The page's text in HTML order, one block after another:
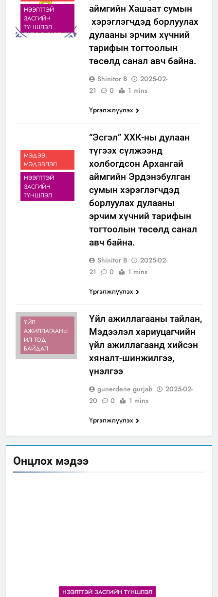
Онцлох мэдээ
НЭЭЛТТЭЙ ЗАСГИЙН ТҮНШЛЭЛ
НЭЭЛТТЭЙ
ЗАСГИЙН
ТҮНШЛЭЛ
аймгийн Хашаат сумын
хэрэглэгчдэд борлуулах
дулааны эрчим хүчний
тарифын тогтоолын
төсөлд санал авч байна.
Shinitor B
2025-02-
21
0
1 mins
Үргэлжлүүлэх
МЭДЭЭ,
МЭДЭЭЛЭЛ
НЭЭЛТТЭЙ
ЗАСГИЙН
ТҮНШЛЭЛ
“Эсгэл” ХХК-ны дулаан
түгээх сүлжээнд
холбогдсон Архангай
аймгийн Эрдэнэбулган
сумын хэрэглэгчдэд
борлуулах дулааны
эрчим хүчний тарифын
тогтоолын төсөлд санал
авч байна.
Shinitor B
2025-02-
21
0
1 mins
Үргэлжлүүлэх
ҮЙЛ
АЖИЛЛАГААНЫ
ИЛ ТОД
БАЙДАЛ
Үйл ажиллагааны тайлан,
Мэдээлэл хариуцагчийн
үйл ажиллагаанд хийсэн
хяналт-шинжилгээ,
үнэлгээ
gunerdene gurjab
2025-02-
20
0
1 mins
Үргэлжлүүлэх